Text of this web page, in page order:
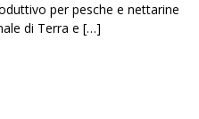
per pesche e nettarine
di Terra e […]